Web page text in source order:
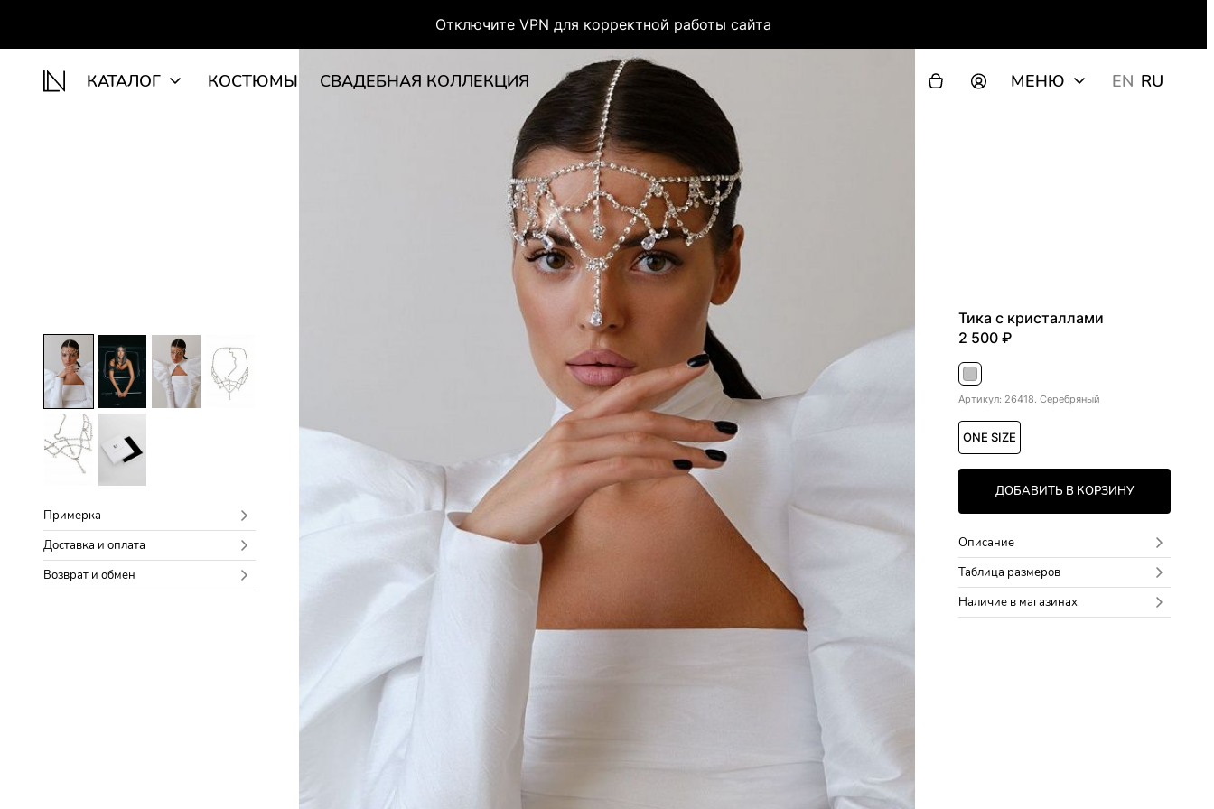
Отключите VPN для корректной работы сайта
КАТАЛОГ КОСТЮМЫ СВАДЕБНАЯ КОЛЛЕКЦИЯ МЕНЮ EN RU
Примерка
Доставка и оплата
Возврат и обмен
Тика с кристаллами
2 500
Серебряный
Артикул: 26418. Серебряный
ONE SIZE
ДОБАВИТЬ В КОРЗИНУ
Описание
Таблица размеров
Наличие в магазинах